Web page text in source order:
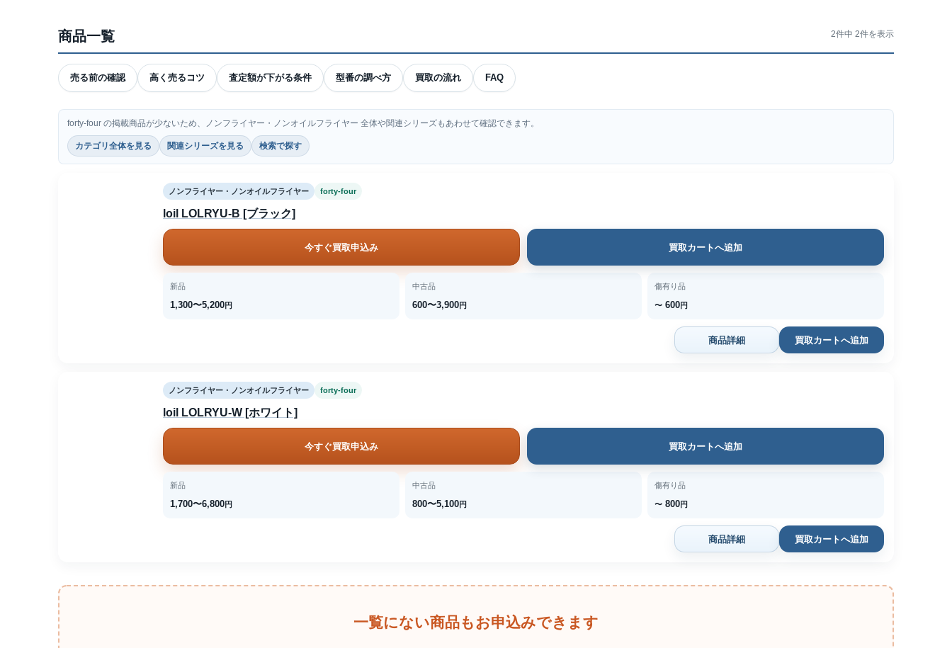
商品一覧 2件中 2件を表示
売る前の確認 高く売るコツ 査定額が下がる条件 型番の調べ方 買取の流れ FAQ
forty-four の掲載商品が少ないため、ノンフライヤー・ノンオイルフライヤー 全体や関連シリーズもあわせて確認できます。
カテゴリ全体を見る 関連シリーズを見る 検索で探す
ノンフライヤー・ノンオイルフライヤー forty-four
loil LOLRYU-B [ブラック]
今すぐ買取申込み 買取カートへ追加
新品
1,300〜5,200円
中古品
600〜3,900円
傷有り品
〜 600円
商品詳細 買取カートへ追加
ノンフライヤー・ノンオイルフライヤー forty-four
loil LOLRYU-W [ホワイト]
今すぐ買取申込み 買取カートへ追加
新品
1,700〜6,800円
中古品
800〜5,100円
傷有り品
〜 800円
商品詳細 買取カートへ追加
一覧にない商品もお申込みできます